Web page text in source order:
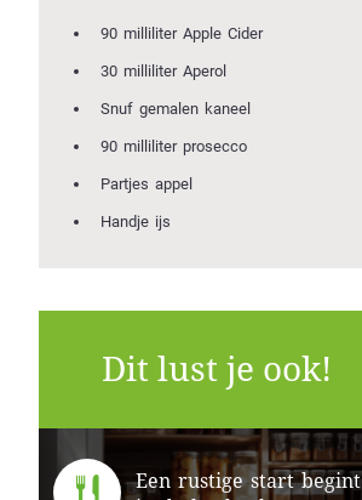
90 milliliter Apple Cider
30 milliliter Aperol
Snuf gemalen kaneel
90 milliliter prosecco
Partjes appel
Handje ijs
Dit lust je ook!
Een rustige start begint